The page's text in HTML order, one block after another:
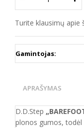
Turite klausimų apie
Gamintojas:
APRAŠYMAS
D.D.Step
plonos gumos,